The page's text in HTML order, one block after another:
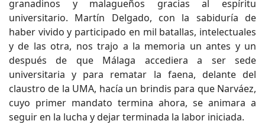
granadinos y malagueños gracias al espíritu
universitario. Martín Delgado, con la sabiduría de
haber vivido y participado en mil batallas, intelectuales
y de las otra, nos trajo a la memoria un antes y un
después de que Málaga accediera a ser sede
universitaria y para rematar la faena, delante del
claustro de la UMA, hacía un brindis para que Narváez,
cuyo primer mandato termina ahora, se animara a
seguir en la lucha y dejar terminada la labor iniciada.